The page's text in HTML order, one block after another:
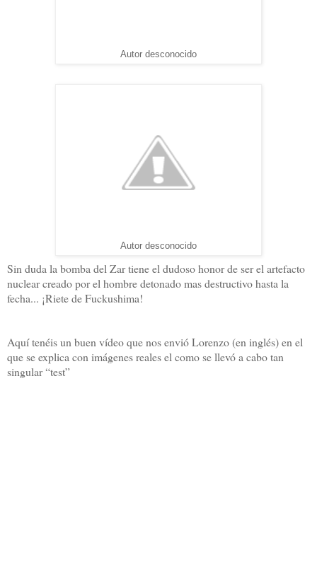
Autor desconocido
Autor desconocido
Sin duda la bomba del Zar tiene el dudoso honor de ser el artefacto
nuclear creado por el hombre detonado mas destructivo hasta la
fecha... ¡Riete de Fuckushima!
Aquí tenéis un buen vídeo que nos envió Lorenzo (en inglés) en el
que se explica con imágenes reales el como se llevó a cabo tan
singular “test”